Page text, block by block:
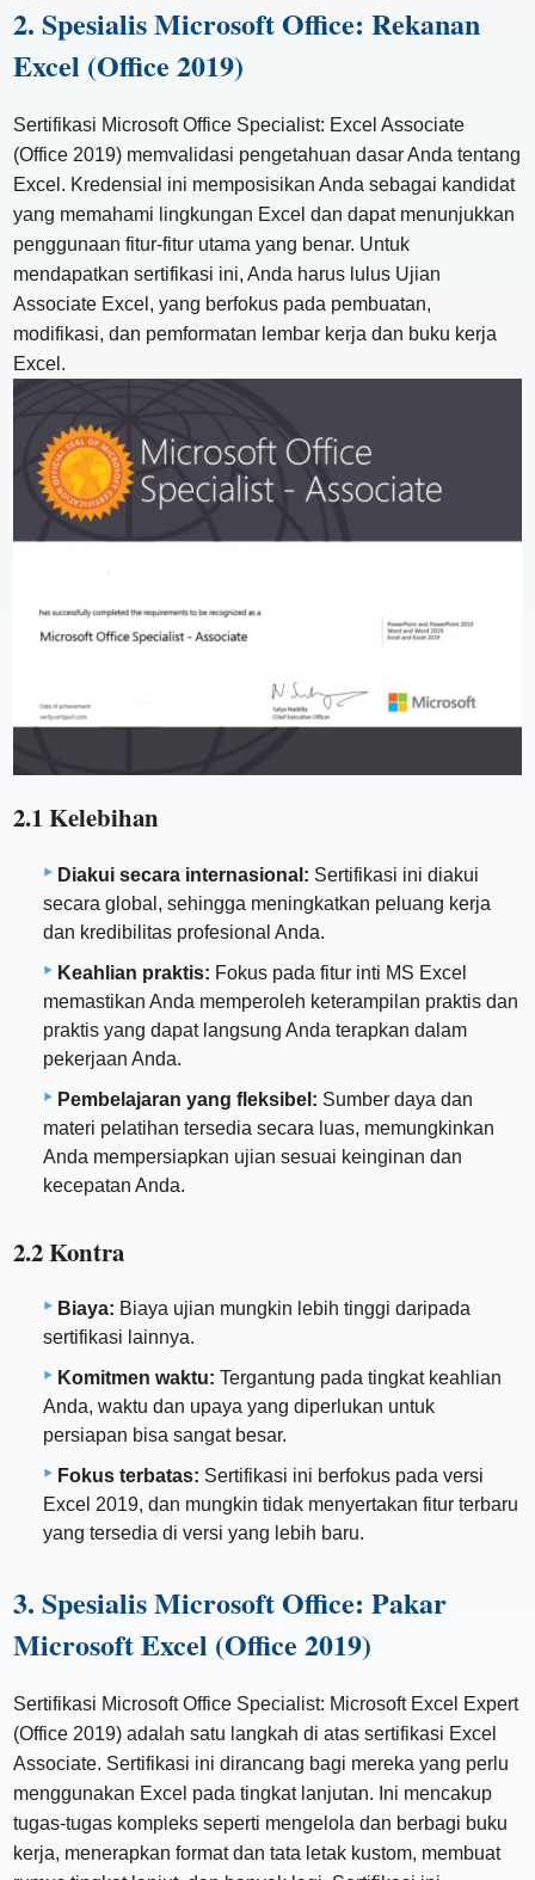
2. Spesialis Microsoft Office: Rekanan
Excel (Office 2019)
Sertifikasi Microsoft Office Specialist: Excel Associate
(Office 2019) memvalidasi pengetahuan dasar Anda tentang
Excel. Kredensial ini memposisikan Anda sebagai kandidat
yang memahami lingkungan Excel dan dapat menunjukkan
penggunaan fitur-fitur utama yang benar. Untuk
mendapatkan sertifikasi ini, Anda harus lulus Ujian
Associate Excel, yang berfokus pada pembuatan,
modifikasi, dan pemformatan lembar kerja dan buku kerja
Excel.
2.1 Kelebihan
Diakui secara internasional: Sertifikasi ini diakui
secara global, sehingga meningkatkan peluang kerja
dan kredibilitas profesional Anda.
Keahlian praktis: Fokus pada fitur inti MS Excel
memastikan Anda memperoleh keterampilan praktis dan
praktis yang dapat langsung Anda terapkan dalam
pekerjaan Anda.
Pembelajaran yang fleksibel: Sumber daya dan
materi pelatihan tersedia secara luas, memungkinkan
Anda mempersiapkan ujian sesuai keinginan dan
kecepatan Anda.
2.2 Kontra
Biaya: Biaya ujian mungkin lebih tinggi daripada
sertifikasi lainnya.
Komitmen waktu: Tergantung pada tingkat keahlian
Anda, waktu dan upaya yang diperlukan untuk
persiapan bisa sangat besar.
Fokus terbatas: Sertifikasi ini berfokus pada versi
Excel 2019, dan mungkin tidak menyertakan fitur terbaru
yang tersedia di versi yang lebih baru.
3. Spesialis Microsoft Office: Pakar
Microsoft Excel (Office 2019)
Sertifikasi Microsoft Office Specialist: Microsoft Excel Expert
(Office 2019) adalah satu langkah di atas sertifikasi Excel
Associate. Sertifikasi ini dirancang bagi mereka yang perlu
menggunakan Excel pada tingkat lanjutan. Ini mencakup
tugas-tugas kompleks seperti mengelola dan berbagi buku
kerja, menerapkan format dan tata letak kustom, membuat